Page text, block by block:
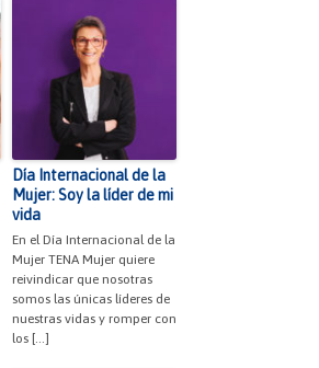
Día Internacional de la
Mujer: Soy la líder de mi
vida
En el Día Internacional de la
Mujer TENA Mujer quiere
reivindicar que nosotras
somos las únicas líderes de
nuestras vidas y romper con
los […]